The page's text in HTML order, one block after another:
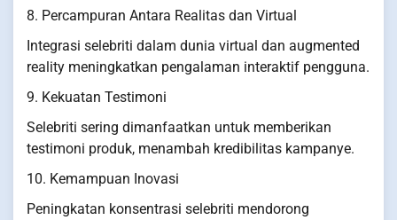
8. Percampuran Antara Realitas dan Virtual
Integrasi selebriti dalam dunia virtual dan augmented
reality meningkatkan pengalaman interaktif pengguna.
9. Kekuatan Testimoni
Selebriti sering dimanfaatkan untuk memberikan
testimoni produk, menambah kredibilitas kampanye.
10. Kemampuan Inovasi
Peningkatan konsentrasi selebriti mendorong